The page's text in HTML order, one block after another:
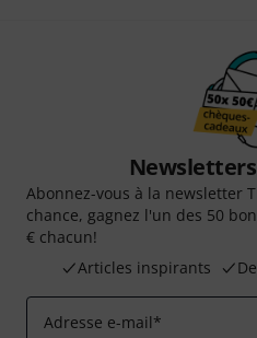
Abonnez-vous à la newsletter
chance, gagnez l'un des 50
€ chacun!
Articles inspirants
Adresse e-mail*